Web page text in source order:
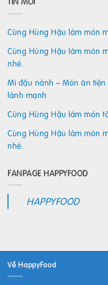
Cùng Hùng Hậu làm món
Cùng Hùng Hậu làm món
nhé.
Mì đậu nành – Món ăn
lành mạnh
Cùng Hùng Hậu làm món
Cùng Hùng Hậu làm món
nhé.
FANPAGE HAPPYFOOD
HAPPYFOOD
Về HappyFood